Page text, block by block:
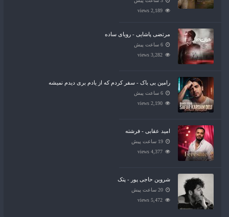
2,189 views
مرتضی پاشایی - رویای ساده
6 ساعت پیش
3,282 views
رامین بی باک - سفر کردم که از یادم بری دیدم نمیشه
6 ساعت پیش
2,190 views
امید عقابی - فرشته
19 ساعت پیش
4,377 views
شروین حاجی پور - پتک
20 ساعت پیش
5,472 views